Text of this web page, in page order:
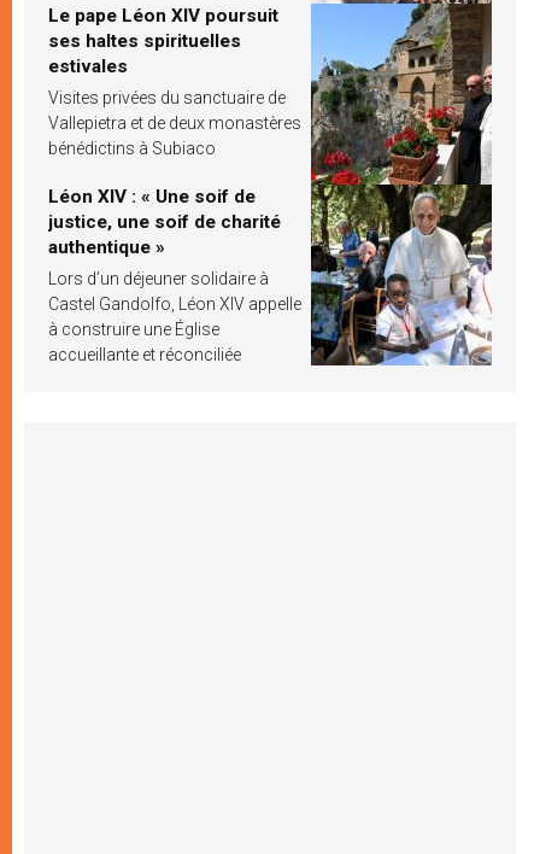
Le pape Léon XIV poursuit
ses haltes spirituelles
estivales
Visites privées du sanctuaire de
Vallepietra et de deux monastères
bénédictins à Subiaco
Léon XIV : « Une soif de
justice, une soif de charité
authentique »
Lors d’un déjeuner solidaire à
Castel Gandolfo, Léon XIV appelle
à construire une Église
accueillante et réconciliée